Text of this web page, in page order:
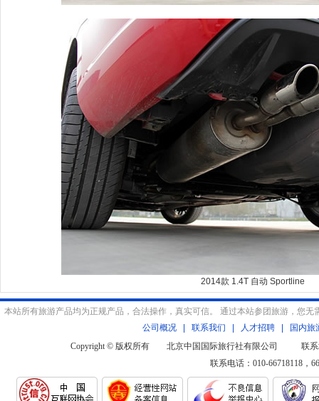
2014款 1.4T 自动 Sportline
本站所有旅游产品均为正规产品，合法操作，真实可信。 通过本站参团旅游，您
公司概况
联系我们 人才招聘
国内旅
Copyright © 版权所有 北京中国国际旅行社有限公司 联系
联系电话：010-66718118